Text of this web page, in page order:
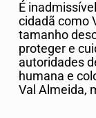
É
cidadã como
tamanho
proteger e
autoridades
humana e
Val Almeida,